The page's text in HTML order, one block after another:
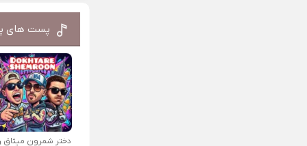
پست های
دختر شمرون میثاق